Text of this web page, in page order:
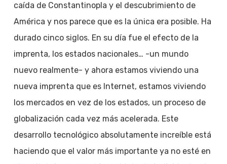
caída de Constantinopla y el descubrimiento de
América y nos parece que es la única era posible. Ha
durado cinco siglos. En su día fue el efecto de la
imprenta, los estados nacionales… -un mundo
nuevo realmente- y ahora estamos viviendo una
nueva imprenta que es Internet, estamos viviendo
los mercados en vez de los estados, un proceso de
globalización cada vez más acelerada. Este
desarrollo tecnológico absolutamente increíble está
haciendo que el valor más importante ya no esté en